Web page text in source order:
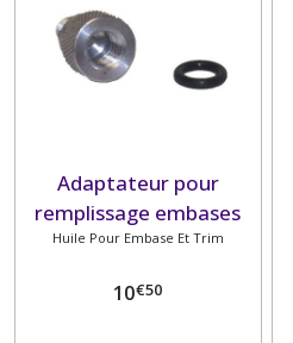
Adaptateur pour
remplissage embases
Yamaha
Huile Pour Embase Et Trim
10€50